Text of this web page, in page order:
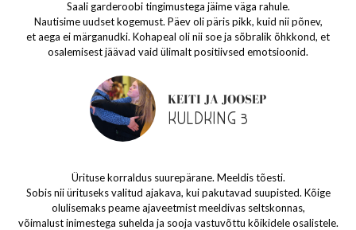
Saali garderoobi tingimustega jäime väga rahule.
Nautisime uudset kogemust. Päev oli päris pikk, kuid nii põnev,
et aega ei märganudki. Kohapeal oli nii soe ja sõbralik õhkkond, et
osalemisest jäävad vaid ülimalt positiivsed emotsioonid.
KEITI JA JOOSEP
KULDKING 3
Ürituse korraldus suurepärane. Meeldis tõesti.
Sobis nii ürituseks valitud ajakava, kui pakutavad suupisted. Kõige
olulisemaks peame ajaveetmist meeldivas seltskonnas,
võimalust inimestega suhelda ja sooja vastuvõttu kõikidele osalistele.